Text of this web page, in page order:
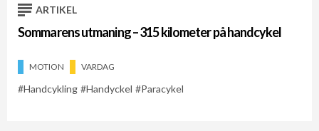
ARTIKEL
Sommarens utmaning – 315 kilometer på handcykel
MOTION VARDAG
Handcykling Handyckel Paracykel